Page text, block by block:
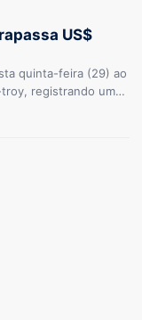
US$
quinta-feira (29) ao
registrando uma